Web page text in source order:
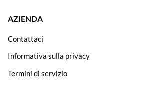
AZIENDA
Contattaci
Informativa sulla privacy
Termini di servizio